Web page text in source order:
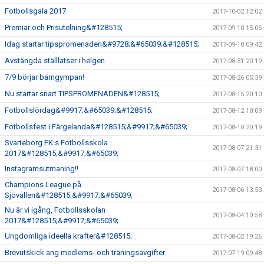
Fotbollsgala 2017 2017-10-02 12:02
Premiär och Prisutelning&#128515; 2017-09-10 15:06
Idag startar tipspromenaden&#9728;&#65039;&#128515; 2017-09-10 09:42
Avstängda ställlatser i helgen 2017-08-31 20:19
7/9 börjar barngympan! 2017-08-26 05:39
Nu startar snart TIPSPROMENADEN&#128515; 2017-08-15 20:10
Fotbollslördag&#9917;&#65039;&#128515; 2017-08-12 10:09
Fotbollsfest i Färgelanda&#128515;&#9917;&#65039; 2017-08-10 20:19
Svarteborg FK:s Fotbollsskola
2017&#128515;&#9917;&#65039;
2017-08-07 21:31
Instagramsutmaning!! 2017-08-07 18:00
Champions League på
Sjövallen&#128515;&#9917;&#65039;
2017-08-06 13:53
Nu är vi igång, Fotbollsskolan
2017&#128515;&#9917;&#65039;
2017-08-04 10:58
Ungdomliga ideella krafter&#128515; 2017-08-02 19:26
Brevutskick ang medlems- och träningsavgifter 2017-07-19 09:48